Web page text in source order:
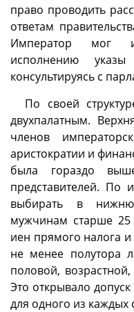
право проводить
ответам
Император мог
исполнению
консультируясь с
По своей
двухпалатным.
членов
аристократии и
была гораздо
представителей. По
выбирать в
мужчинам старше
иен прямого налога
не менее полутора
половой,
Это открывало
для одного из каждых